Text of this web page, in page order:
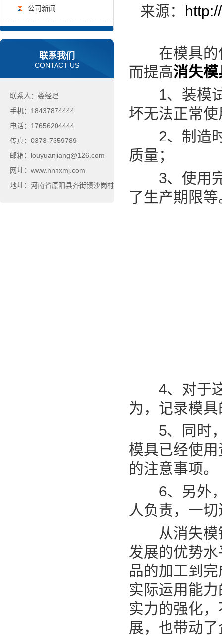
公司新闻
联系我们
CONTACT US
联系人：娄经理
手机：18437874444
电话：17656204444
传真：0373-7359789
邮箱：louyuanjiang@126.com
网址：www.hnhxmj.com
地址：河南省原阳县齐街镇沙岗村
来源：
在模具的使
而提高消失模
1、装模试
坏无法正常使
2、制造时
质量；
3、使用完
了生产期限等
4、对于这
为，记录模
5、同时，
模具已经使
的注意事项。
6、另外，
人负责，一
从消失模铸
发展的优势
品的加工到
实际运用能
实力的强化
展，也带动